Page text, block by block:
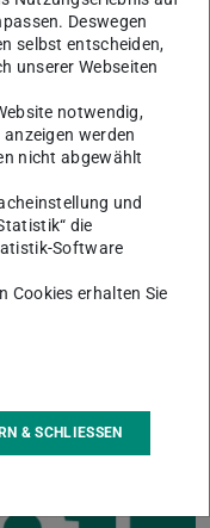
Royal Society of
Read & Publish-
Deswegen
selbst entscheiden,
unserer Webseiten
notwendig,
werden
nicht abgewählt
und
die
Software
Cookies erhalten Sie
& SCHLIESSEN